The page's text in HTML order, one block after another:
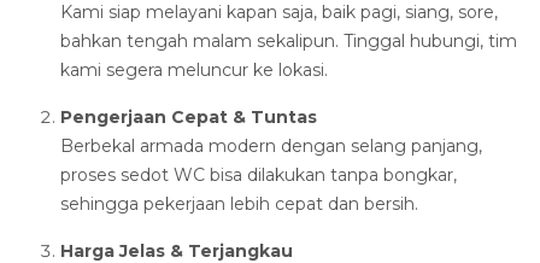
Kami siap melayani kapan saja, baik pagi, siang, sore,
bahkan tengah malam sekalipun. Tinggal hubungi, tim
kami segera meluncur ke lokasi.
Pengerjaan Cepat & Tuntas
Berbekal armada modern dengan selang panjang,
proses sedot WC bisa dilakukan tanpa bongkar,
sehingga pekerjaan lebih cepat dan bersih.
Harga Jelas & Terjangkau